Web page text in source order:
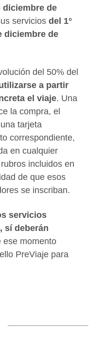
diciembre de
servicios del 1°
diciembre de
del 50% del
a partir
el viaje. Una
la compra, el
tarjeta
correspondiente,
en cualquier
incluidos en
de que esos
se inscriban.
servicios
sí deberán
ese momento
PreViaje para